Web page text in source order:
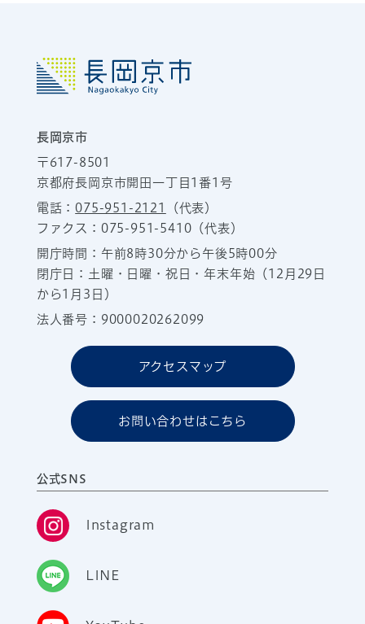
長岡京市
〒617-8501
京都府長岡京市開田一丁目1番1号
電話：075-951-2121
（代表）
ファクス：075-951-5410（代表）
開庁時間：午前8時30分から午後5時00分
閉庁日：土曜・日曜・祝日・年末年始（12月29日
から1月3日）
法人番号：9000020262099
アクセスマップ
お問い合わせはこちら
公式SNS
Instagram
LINE